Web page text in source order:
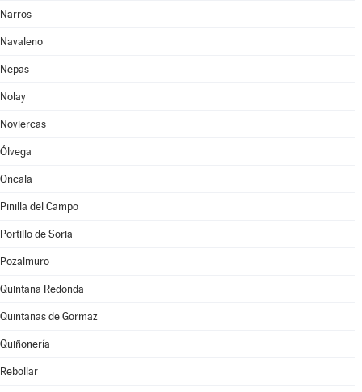
Narros
Navaleno
Nepas
Nolay
Noviercas
Ólvega
Oncala
Pinilla del Campo
Portillo de Soria
Pozalmuro
Quintana Redonda
Quintanas de Gormaz
Quiñonería
Rebollar